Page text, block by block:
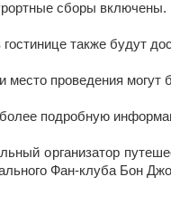
сборы включены.
также будут
место проведения могут
более подробную
организатор
Фан-клуба Бон